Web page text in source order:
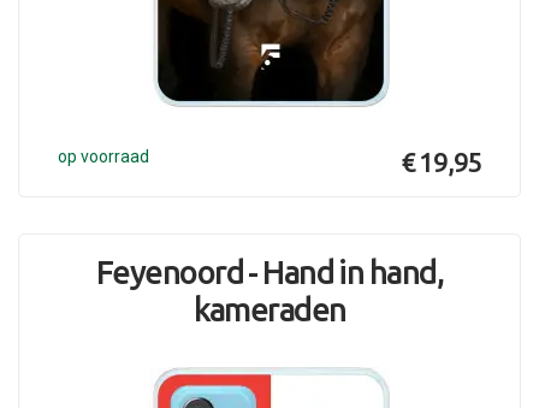
op voorraad € 19,95
Feyenoord - Hand in hand,
kameraden